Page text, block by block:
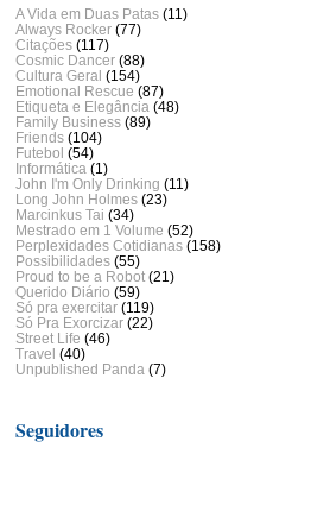
A Vida em Duas Patas (11)
Always Rocker (77)
Citações (117)
Cosmic Dancer (88)
Cultura Geral (154)
Emotional Rescue (87)
Etiqueta e Elegância (48)
Family Business (89)
Friends (104)
Futebol (54)
Informática (1)
John I'm Only Drinking (11)
Long John Holmes (23)
Marcinkus Tai (34)
Mestrado em 1 Volume (52)
Perplexidades Cotidianas (158)
Possibilidades (55)
Proud to be a Robot (21)
Querido Diário (59)
Só pra exercitar (119)
Só Pra Exorcizar (22)
Street Life (46)
Travel (40)
Unpublished Panda (7)
Seguidores